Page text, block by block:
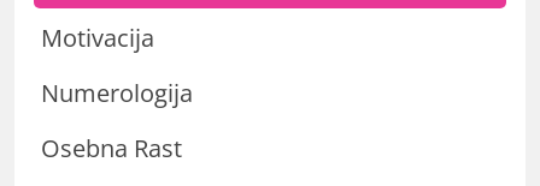
Motivacija
Numerologija
Osebna Rast